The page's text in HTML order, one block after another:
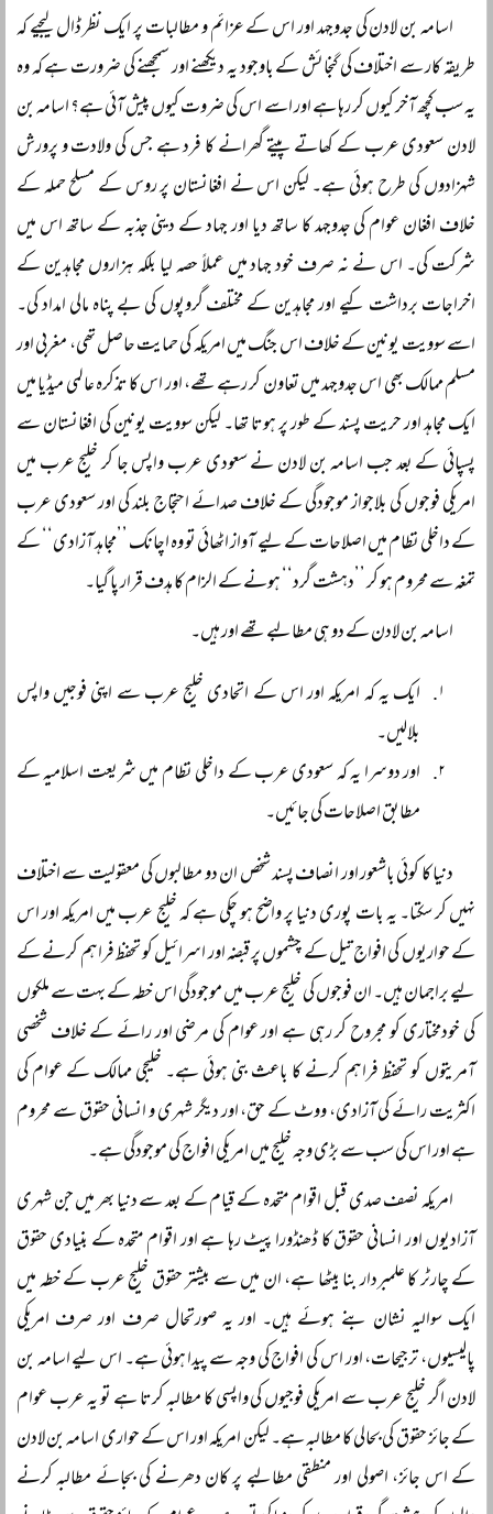
اسامہ بن لادن کی جدوجہد اور اس کے عزائم و مطالبات پر ایک نظر ڈال لیجیے کہ
طریقہ کار سے اختلاف کی گنجائش کے باوجود یہ دیکھنے اور سمجھنے کی ضرورت ہے کہ وہ
یہ سب کچھ آخر کیوں کر رہا ہے اور اسے اس کی ضروت کیوں پیش آئی ہے؟ اسامہ بن
لادن سعودی عرب کے کھاتے پیتے گھرانے کا فرد ہے جس کی ولادت و پرورش
شہزادوں کی طرح ہوئی ہے۔ لیکن اس نے افغانستان پر روس کے مسلح حملہ کے
خلاف افغان عوام کی جدوجہد کا ساتھ دیا اور جہاد کے دینی جذبہ کے ساتھ اس میں
شرکت کی۔ اس نے نہ صرف خود جہاد میں عملاً حصہ لیا بلکہ ہزاروں مجاہدین کے
اخراجات برداشت کیے اور مجاہدین کے مختلف گروپوں کی بے پناہ مالی امداد کی۔
اسے سوویت یونین کے خلاف اس جنگ میں امریکہ کی حمایت حاصل تھی، مغربی اور
مسلم ممالک بھی اس جدوجہد میں تعاون کر رہے تھے، اور اس کا تذکرہ عالمی میڈیا میں
ایک مجاہد اور حریت پسند کے طور پر ہوتا تھا۔ لیکن سوویت یونین کی افغانستان سے
پسپائی کے بعد جب اسامہ بن لادن نے سعودی عرب واپس جا کر خلیج عرب میں
امریکی فوجوں کی بلاجواز موجودگی کے خلاف صدائے احتجاج بلند کی اور سعودی عرب
کے داخلی نظام میں اصلاحات کے لیے آواز اٹھائی تو وہ اچانک ’’مجاہد آزادی‘‘ کے
تمغہ سے محروم ہو کر ’’دہشت گرد‘‘ ہونے کے الزام کا ہدف قرار پا گیا۔
اسامہ بن لادن کے دو ہی مطالبے تھے اور ہیں۔
ایک یہ کہ امریکہ اور اس کے اتحادی خلیج عرب سے اپنی فوجیں واپس
بلالیں۔
اور دوسرا یہ کہ سعودی عرب کے داخلی نظام میں شریعت اسلامیہ کے
مطابق اصلاحات کی جائیں۔
دنیا کا کوئی باشعور اور انصاف پسند شخص ان دو مطالبوں کی معقولیت سے اختلاف
نہیں کر سکتا۔ یہ بات پوری دنیا پر واضح ہو چکی ہے کہ خلیج عرب میں امریکہ اور اس
کے حواریوں کی افواج تیل کے چشموں پر قبضہ اور اسرائیل کو تحفظ فراہم کرنے کے
لیے براجمان ہیں۔ ان فوجوں کی خلیج عرب میں موجودگی اس خطہ کے بہت سے ملکوں
کی خودمختاری کو مجروح کر رہی ہے اور عوام کی مرضی اور رائے کے خلاف شخصی
آمریتوں کو تحفظ فراہم کرنے کا باعث بنی ہوئی ہے۔ خلیجی ممالک کے عوام کی
اکثریت رائے کی آزادی، ووٹ کے حق، اور دیگر شہری و انسانی حقوق سے محروم
ہے اور اس کی سب سے بڑی وجہ خلیج میں امریکی افواج کی موجودگی ہے۔
امریکہ نصف صدی قبل اقوام متحدہ کے قیام کے بعد سے دنیا بھر میں جن شہری
آزادیوں اور انسانی حقوق کا ڈھنڈورا پیٹ رہا ہے اور اقوام متحدہ کے بنیادی حقوق
کے چارٹر کا علمبردار بنا بیٹھا ہے، ان میں سے بیشتر حقوق خلیج عرب کے خطہ میں
ایک سوالیہ نشان بنے ہوئے ہیں۔ اور یہ صورتحال صرف اور صرف امریکی
پالیسیوں، ترجیحات، اور اس کی افواج کی وجہ سے پیدا ہوئی ہے۔ اس لیے اسامہ بن
لادن اگر خلیج عرب سے امریکی فوجیوں کی واپسی کا مطالبہ کرتا ہے تو یہ عرب عوام
کے جائز حقوق کی بحالی کا مطالبہ ہے۔ لیکن امریکہ اور اس کے حواری اسامہ بن لادن
کے اس جائز، اصولی اور منطقی مطالبے پر کان دھرنے کی بجائے مطالبہ کرنے